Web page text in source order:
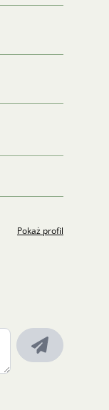
Pokaż profil